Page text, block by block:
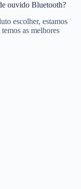
ouvido Bluetooth?
escolher, estamos
as melhores